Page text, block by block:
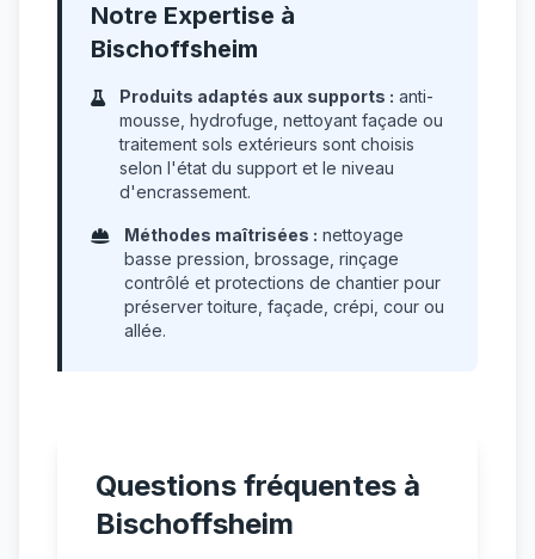
Notre Expertise à
Bischoffsheim
Produits adaptés aux supports : anti-
mousse, hydrofuge, nettoyant façade ou
traitement sols extérieurs sont choisis
selon l'état du support et le niveau
d'encrassement.
Méthodes maîtrisées : nettoyage
basse pression, brossage, rinçage
contrôlé et protections de chantier pour
préserver toiture, façade, crépi, cour ou
allée.
Questions fréquentes à
Bischoffsheim